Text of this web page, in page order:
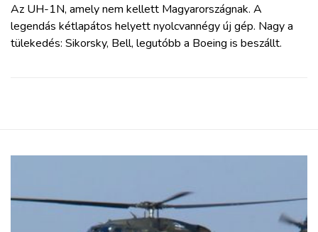
BLOG
Az UH-1N, amely nem kellett Magyarországnak. A
legendás kétlapátos helyett nyolcvannégy új gép. Nagy a
tülekedés: Sikorsky, Bell, legutóbb a Boeing is beszállt.